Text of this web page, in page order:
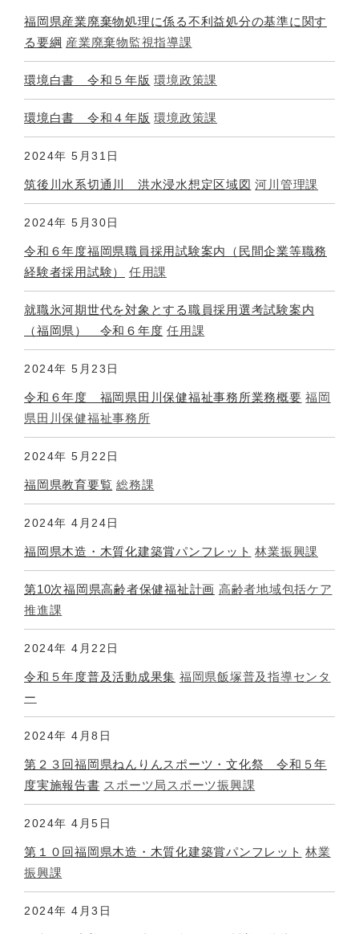
福岡県産業廃棄物処理に係る不利益処分の基準に関す
る要綱 産業廃棄物監視指導課
環境白書 令和５年版 環境政策課
環境白書 令和４年版 環境政策課
2024年 5月31日
筑後川水系切通川 洪水浸水想定区域図 河川管理課
2024年 5月30日
令和６年度福岡県職員採用試験案内（民間企業等職務
経験者採用試験）
任用課
就職氷河期世代を対象とする職員採用選考試験案内
（福岡県） 令和６年度 任用課
2024年 5月23日
令和６年度 福岡県田川保健福祉事務所業務概要 福岡
県田川保健福祉事務所
2024年 5月22日
福岡県教育要覧 総務課
2024年 4月24日
福岡県木造・木質化建築賞パンフレット 林業振興課
第10次福岡県高齢者保健福祉計画 高齢者地域包括ケア
推進課
2024年 4月22日
令和５年度普及活動成果集 福岡県飯塚普及指導センタ
ー
2024年 4月8日
第２３回福岡県ねんりんスポーツ・文化祭 令和５年
度実施報告書 スポーツ局スポーツ振興課
2024年 4月5日
第１０回福岡県木造・木質化建築賞パンフレット 林業
振興課
2024年 4月3日